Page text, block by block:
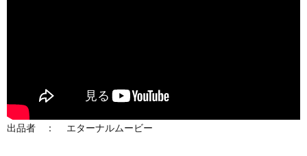
出品者 ： エターナルムービー